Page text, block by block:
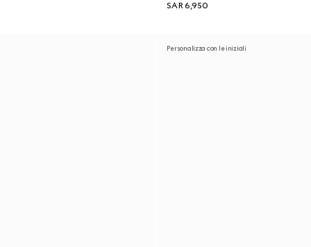
SAR 6,950
Personalizza con le iniziali